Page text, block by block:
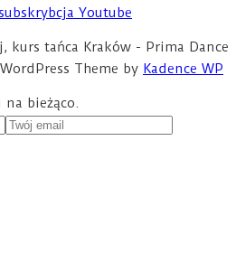
kurs tańca Kraków - Prima Dance
Theme by Kadence WP
bieżąco.